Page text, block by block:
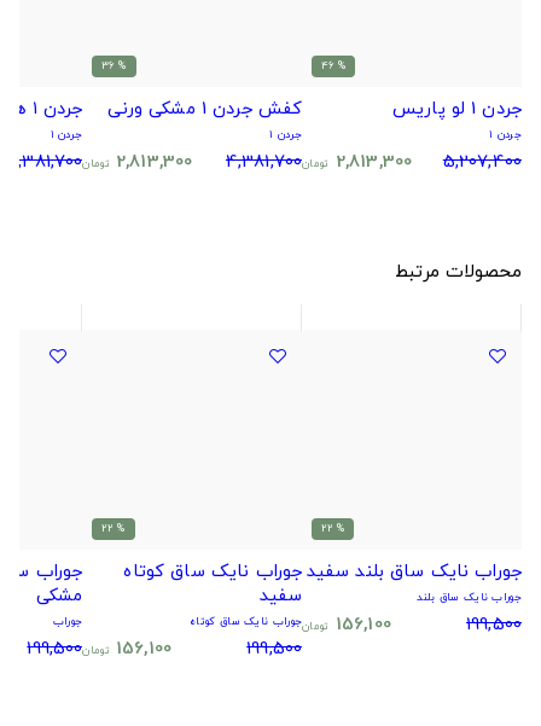
% 46
جردن 1 لو پاریس
جردن ۱
5,207,400
2,813,300 تومان
% 36
کفش جردن 1 مشکی ورنی
جردن ۱
4,381,700
2,813,300 تومان
جردن ۱ هایپر رویال
جردن ۱
4,381,700
محصولات مرتبط
% 22
جوراب نایک ساق بلند سفید
جوراب نایک ساق بلند
199,500
156,100 تومان
% 22
جوراب نایک ساق کوتاه
سفید
جوراب نایک ساق کوتاه
199,500
156,100 تومان
جوراب
مشکی
جوراب
199,500